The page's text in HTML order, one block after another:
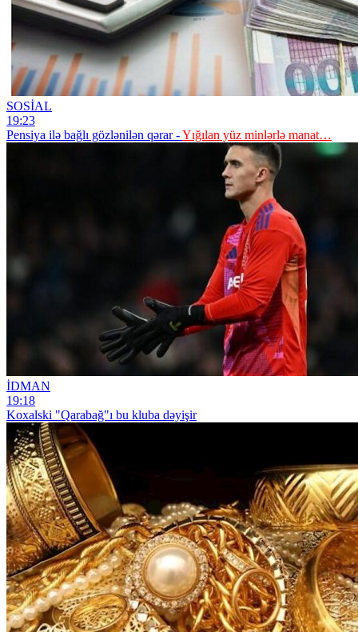
SOSİAL
19:23
Pensiya ilə bağlı gözlənilən qərar -Yığılan yüz minlərlə manat…
İDMAN
19:18
Koxalski "Qarabağ"ı bu kluba dəyişir